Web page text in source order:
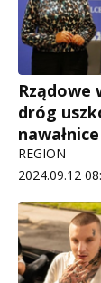
Rządowe
dróg
nawałnice
REGION
2024.09.12